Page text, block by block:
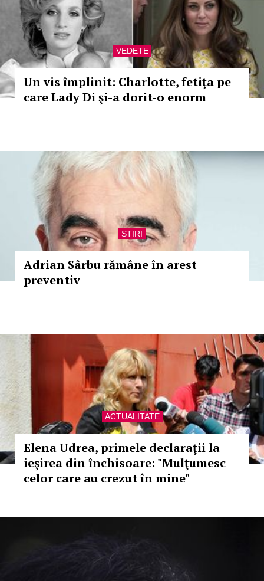
VEDETE
Un vis împlinit: Charlotte, fetiţa pe
care Lady Di şi-a dorit-o enorm
STIRI
Adrian Sârbu rămâne în arest
preventiv
ACTUALITATE
Elena Udrea, primele declaraţii la
ieşirea din închisoare: "Mulţumesc
celor care au crezut în mine"